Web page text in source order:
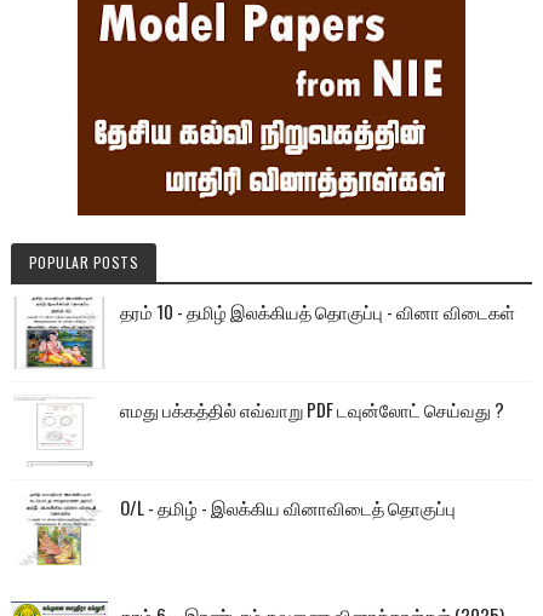
POPULAR POSTS
தரம் 10 - தமிழ் இலக்கியத் தொகுப்பு - வினா விடைகள்
எமது பக்கத்தில் எவ்வாறு PDF டவுன்லோட் செய்வது ?
O/L - தமிழ் - இலக்கிய வினாவிடைத் தொகுப்பு